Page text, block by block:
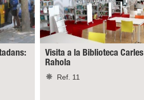
Visita a la Biblioteca Carles
Rahola
Ref. 11